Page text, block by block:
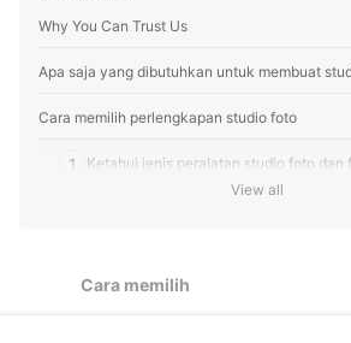
Profil Tim Editorial mybest
Why You Can Trust Us
Apa saja yang dibutuhkan untuk membuat
Cara memilih perlengkapan studio foto
1 Ketahui jenis peralatan studio foto dan
Sesuaikan dengan anggaran yang
View all
Cara memilih